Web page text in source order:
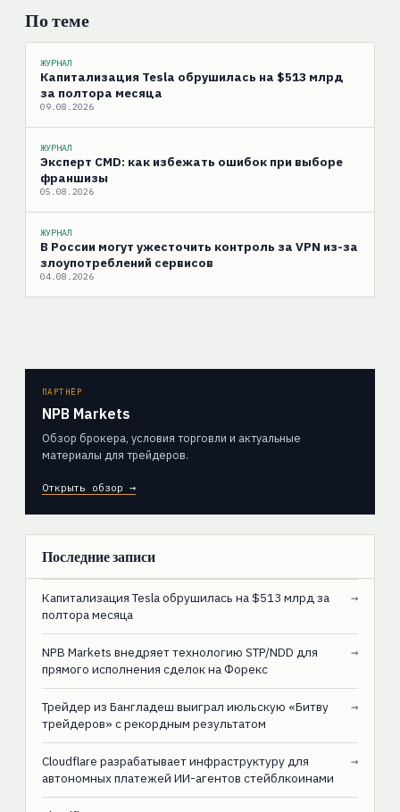
По теме
ЖУРНАЛ
Капитализация Tesla обрушилась на $513 млрд
за полтора месяца
09.08.2026
ЖУРНАЛ
Эксперт CMD: как избежать ошибок при выборе
франшизы
05.08.2026
ЖУРНАЛ
В России могут ужесточить контроль за VPN из-за
злоупотреблений сервисов
04.08.2026
ПАРТНЁР
NPB Markets
Обзор брокера, условия торговли и актуальные
материалы для трейдеров.
Открыть обзор →
Последние записи
Капитализация Tesla обрушилась на $513 млрд за
полтора месяца
→
NPB Markets внедряет технологию STP/NDD для
прямого исполнения сделок на Форекс
→
Трейдер из Бангладеш выиграл июльскую «Битву
трейдеров» с рекордным результатом
→
Cloudflare разрабатывает инфраструктуру для
автономных платежей ИИ-агентов стейблкоинами
→